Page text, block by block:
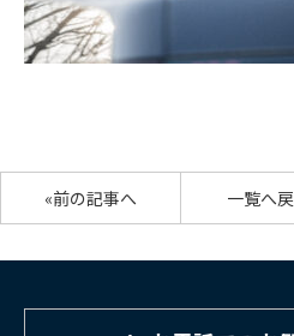
«前の記事へ 一覧へ